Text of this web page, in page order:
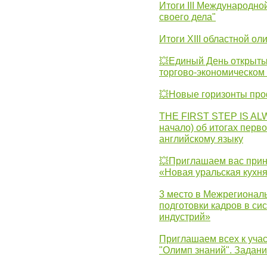
Итоги III
своего дела"
Итоги XIII областной
💥Единый День
торгово-
💥Новые горизонты
THE FIRST STEP IS
начало) об итогах
английскому языку
💥Приглашаем вас
«Новая уральская
3 место в
подготовки кадров в
индустрий»
Приглашаем всех к
"Олимп знаний".